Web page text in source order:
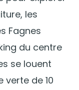
les
Fagnes
du centre
se louent
verte de 10